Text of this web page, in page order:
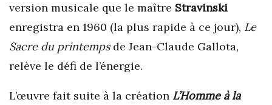
version musicale que le maître Stravinski
enregistra en 1960 (la plus rapide à ce jour), Le
Sacre du printempsde Jean-Claude Gallota,
relève le défi de l’énergie.
L’œuvre fait suite à la création L’Homme à la